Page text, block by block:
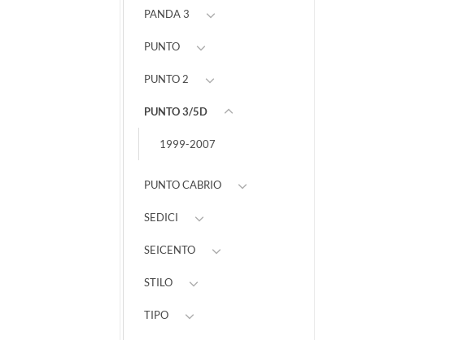
PANDA 3
PUNTO
PUNTO 2
PUNTO 3/5D
1999-2007
PUNTO CABRIO
SEDICI
SEICENTO
STILO
TIPO